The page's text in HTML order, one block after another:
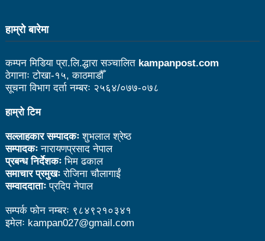
संविधानसभाबाट संविधान बनाउने मुद्दा जनयुद्धको मुख्य मुद्दा होः
प्रचण्ड
बोगटीको स्मृतिमा रक्तदान कार्यक्रम
प्रचण्ड
माओवादीमा जनपरिचालनका कार्यक्रमको तयारीः तीन
आयोगको बैठक सकियो
वृत्तचित्र फिल्म ‘गर्ल्स रिराइटिङ डेस्टिनी’ को विशेष प्रदर्शनी
हाम्राे बारेमा
कम्पन मिडिया प्रा.लि.द्धारा सञ्चालित kampanpost.com
ठेगानाः टोखा-१५, काठमाडौँ
सूचना विभाग दर्ता नम्बरः २५६४/०७७-०७८
हाम्रो टिम
सल्लाहकार सम्पादकःशुभलाल श्रेष्ठ
सम्पादकःनारायणप्रसाद नेपाल
प्रबन्ध निर्देशकःभिम ढकाल
समाचार प्रमुखःरोजिना चौलागाईं
सम्वाददाताःप्रदिप नेपाल
सम्पर्क फोन नम्बरः ९८४९२१०३४१
इमेलः kampan027@gmail.com